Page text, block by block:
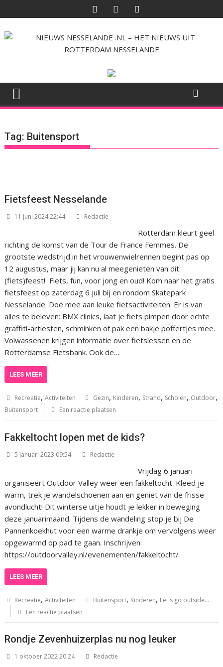
naar
de
inhoud
Tag: Buitensport
Fietsfeest Nesselande
11 juni 2024 22:44 Redactie
Rotterdam kleurt geel
richting de komst van de Tour de France Femmes. De
grootste wedstrijd in het vrouwenwielrennen begint pas op
12 augustus, maar jij kan nu al meegenieten van dit
(fiets)feest! Fiets, fun, voor jong en oud! Kom naar het gratis
fietsfeest op zaterdag 6 juli bij en rondom Skatepark
Nesselande. Doe mee aan leuke fietsactiviteiten. Er is van
alles te beleven: BMX clinics, laat je fiets pimpen door echte
graffiti-artiesten, schminken of pak een bakje poffertjes mee.
Volwassenen krijgen informatie over fietslessen en de
Rotterdamse Fietsbank. Ook de…
LEES MEER
Recreatie,Activiteiten Gezin, Kinderen, Strand, Scholen, Outdoor,
Buitensport Een reactie plaatsen
Fakkeltocht lopen met de kids?
5 januari 2023 09:54 Redactie
Vrijdag 6 januari
organiseert Outdoor Valley weer een fakkeltocht. Kleed je
warm, trek je wandelschoenen aan en geniet van de frisse
avondlucht! Dit winterse uitje houdt je lekker in beweging
deze januarimaand. Tijdens de wandeling stop je bij De
Pannenkoekhut voor een warme drankje om vervolgens weer
opgewarmd op pad te gaan. Inschrijven:
https://outdoorvalley.nl/evenementen/fakkeltocht/
LEES MEER
Recreatie,Activiteiten Buitensport, Kinderen, Let's go outside...
Een reactie plaatsen
Rondje Zevenhuizerplas nu nog leuker
1 oktober 2022 20:24 Redactie